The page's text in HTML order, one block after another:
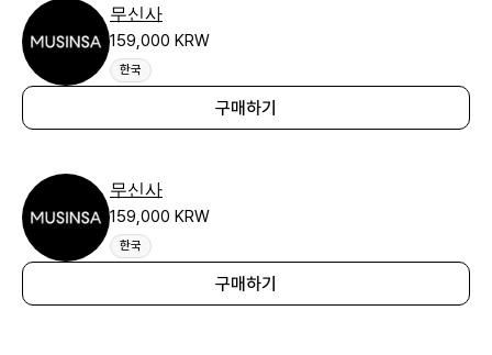
무신사
159,000 KRW
한국
구매하기
무신사
159,000 KRW
한국
구매하기